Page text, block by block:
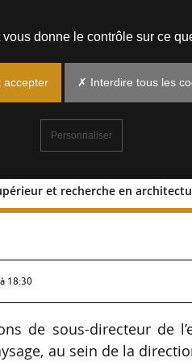
et recherche en
18:30
de sous-directeur de
au sein de la
donne le contrôle sur ce
accepter ✗ Interdire tous les
Personnaliser